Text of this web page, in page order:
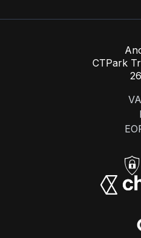
CTPark